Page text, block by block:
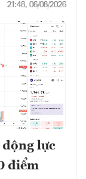
21:48, 06/08/2026
lực
điểm